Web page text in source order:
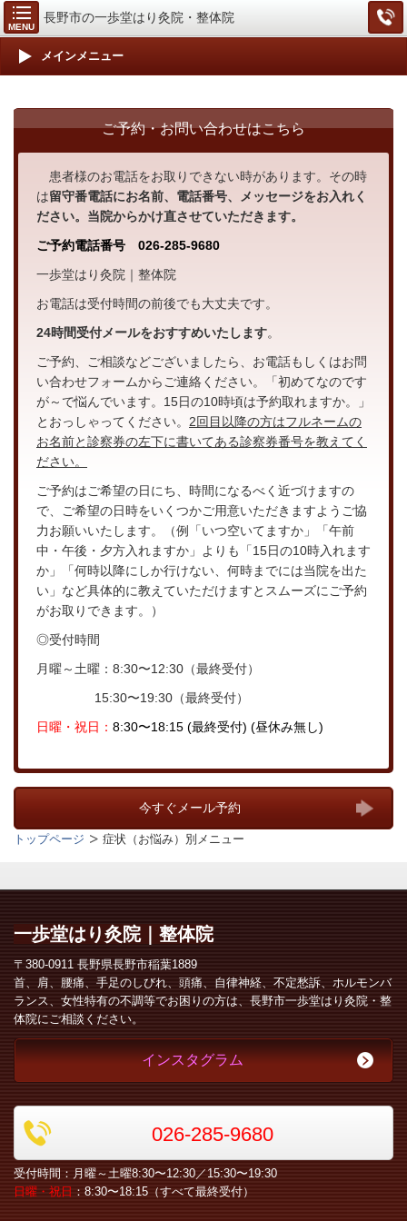
MENU
長野市の一歩堂はり灸院・整体院
メインメニュー
ご予約・お問い合わせはこちら
患者様のお電話をお取りできない時があります。その時
は留守番電話にお名前、電話番号、メッセージをお入れく
ださい。当院からかけ直させていただきます。
ご予約電話番号 026-285-9680
一歩堂はり灸院｜整体院
お電話は受付時間の前後でも大丈夫です。
24時間受付メールをおすすめいたします。
ご予約、ご相談などございましたら、お電話もしくはお問
い合わせフォームからご連絡ください。「初めてなのです
が～で悩んでいます。15日の10時頃は予約取れますか。」
とおっしゃってください。 2回目以降の方はフルネームの
お名前と診察券の左下に書いてある診察券番号を教えてく
ださい。
ご予約はご希望の日にち、時間になるべく近づけますの
で、ご希望の日時をいくつかご用意いただきますようご協
力お願いいたします。（例「いつ空いてますか」「午前
中・午後・夕方入れますか」よりも「15日の10時入れます
か」「何時以降にしか行けない、何時までには当院を出た
い」など具体的に教えていただけますとスムーズにご予約
がお取りできます。）
◎受付時間
月曜～土曜：8:30〜12:30（最終受付）
15:30〜19:30（最終受付）
日曜・ 祝日： 8:30〜18:15 (最終受付) (昼休み無し)
今すぐメール予約
トップページ 症状（お悩み）別メニュー
一歩堂はり灸院｜整体院
〒380-0911 長野県長野市稲葉1889
首、肩、腰痛、手足のしびれ、頭痛、自律神経、不定愁訴、ホルモンバ
ランス、女性特有の不調等でお困りの方は、長野市一歩堂はり灸院・整
体院にご相談ください。
インスタグラム
026-285-9680
受付時間：月曜～土曜8:30〜12:30／15:30〜19:30
日曜・祝日 ：8:30〜18:15（すべて最終受付）